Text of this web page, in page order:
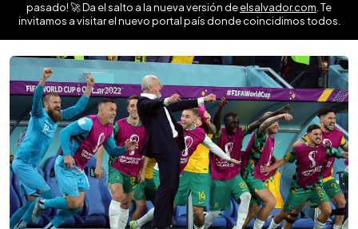
pasado! 🚀 Da el salto a la nueva versión deelsalvador.com . Te
invitamos a visitar el nuevo portal país donde coincidimos todos.